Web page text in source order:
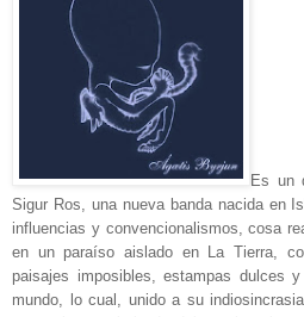
Es un
Sigur Ros, una nueva banda nacida en
influencias y convencionalismos, cosa
en un paraíso aislado en La Tierra,
paisajes imposibles, estampas dulces
mundo, lo cual, unido a su